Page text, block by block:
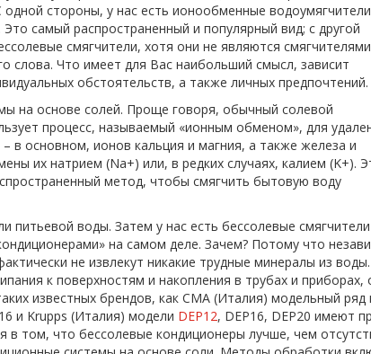
одной стороны, у нас есть ионообменные
самый распространенный и популярный вид; с другой
смягчители, хотя они не являются
слова. Что имеет для Вас наибольший смысл, зависит
обстоятельств, а также личных предпочтений.
на основе солей. Проще говоря, обычный солевой
процесс, называемый «ионным обменом», для
в основном, ионов кальция и магния, а также железа и
их натрием (Na+) или, в редких случаях, калием (K+).
метод, чтобы смягчить бытовую воду
питьевой воды. Затем у нас есть бессолевые
на самом деле. Зачем? Потому что
не извлекут никакие трудные минералы из
к поверхностям и накопления в трубах и
известных брендов, как CMA (Италия) модельный
и Krupps (Италия) модели DEP12, DEP16, DEP20 имеют
в том, что бессолевые кондиционеры лучше, чем